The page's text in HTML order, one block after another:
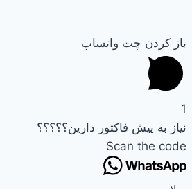
باز کردن چت واتساپ
1
نیاز به پیش فاکتور دارین؟؟؟؟؟
Scan the code